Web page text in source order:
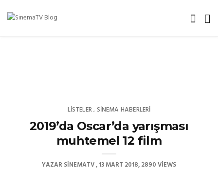
LISTELER, SINEMA HABERLERI
2019’da Oscar’da yarışması
muhtemel 12 film
YAZARSINEMATV 13 MART 2018 2890 VIEWS